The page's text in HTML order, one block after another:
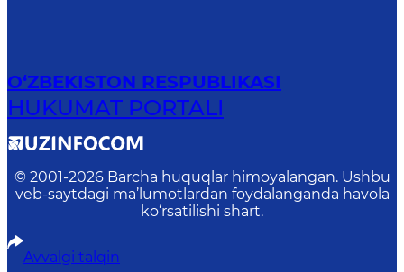
O‘ZBEKISTON RESPUBLIKASI
HUKUMAT PORTALI
© 2001-2026 Barcha huquqlar himoyalangan. Ushbu
veb-saytdagi ma’lumotlardan foydalanganda havola
ko‘rsatilishi shart.
Avvalgi talqin